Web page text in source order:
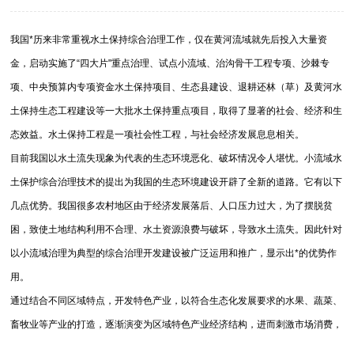
我国*历来非常重视水土保持综合治理工作，仅在黄河流域就先后投入大量资
金，启动实施了“四大片"重点治理、试点小流域、治沟骨干工程专项、沙棘专
项、中央预算内专项资金水土保持项目、生态县建设、退耕还林（草）及黄河水
土保持生态工程建设等一大批水土保持重点项目，取得了显著的社会、经济和生
态效益。水土保持工程是一项社会性工程，与社会经济发展息息相关。
目前我国以水土流失现象为代表的生态环境恶化、破坏情况令人堪忧。小流域水
土保护综合治理技术的提出为我国的生态环境建设开辟了全新的道路。它有以下
几点优势。我国很多农村地区由于经济发展落后、人口压力过大，为了摆脱贫
困，致使土地结构利用不合理、水土资源浪费与破坏，导致水土流失。因此针对
以小流域治理为典型的综合治理开发建设被广泛运用和推广，显示出*的优势作
用。
通过结合不同区域特点，开发特色产业，以符合生态化发展要求的水果、蔬菜、
畜牧业等产业的打造，逐渐演变为区域特色产业经济结构，进而刺激市场消费，